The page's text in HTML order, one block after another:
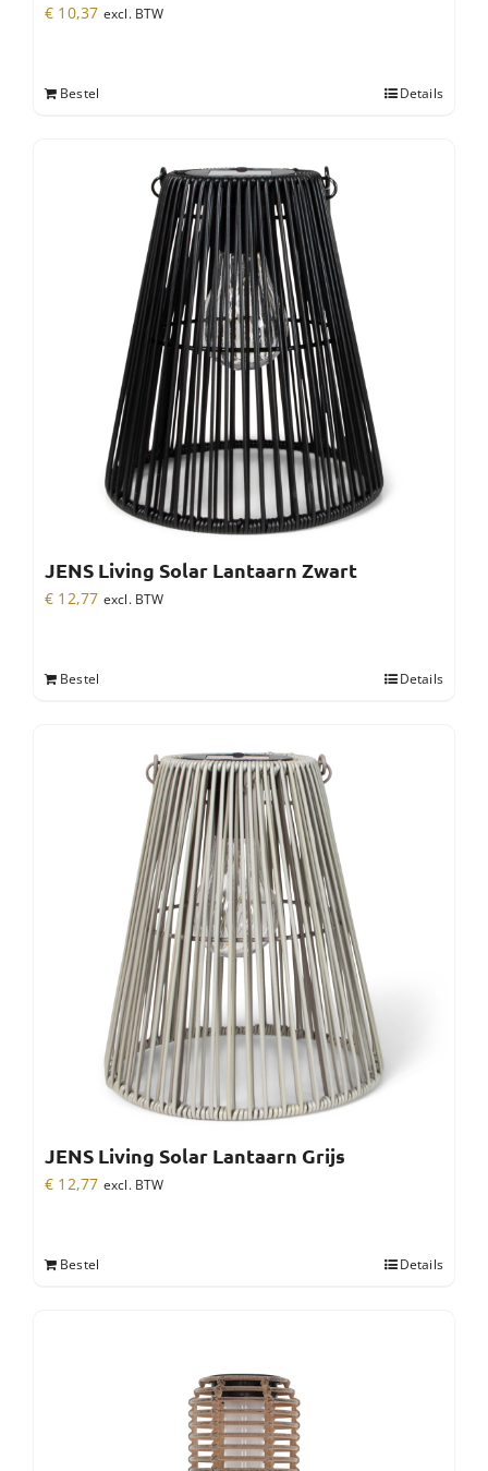
€ 10,37 excl. BTW
Bestel Details
JENS Living Solar Lantaarn Zwart
€ 12,77 excl. BTW
Bestel Details
JENS Living Solar Lantaarn Grijs
€ 12,77 excl. BTW
Bestel Details